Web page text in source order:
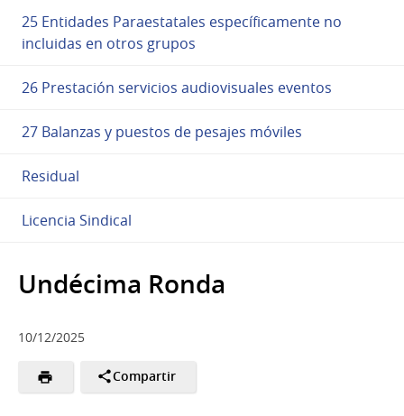
25 Entidades Paraestatales específicamente no
incluidas en otros grupos
26 Prestación servicios audiovisuales eventos
27 Balanzas y puestos de pesajes móviles
Residual
Licencia Sindical
Undécima Ronda
10/12/2025
Compartir